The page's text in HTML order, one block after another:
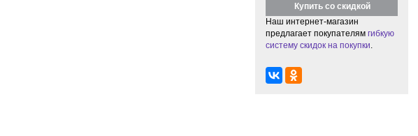
Купить со скидкой
Наш интернет-магазин
предлагает покупателям гибкую
систему скидок на покупки